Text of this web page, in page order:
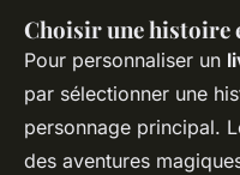
Choisir une histoire
Pour personnaliser un
par sélectionner une
personnage principal.
des aventures